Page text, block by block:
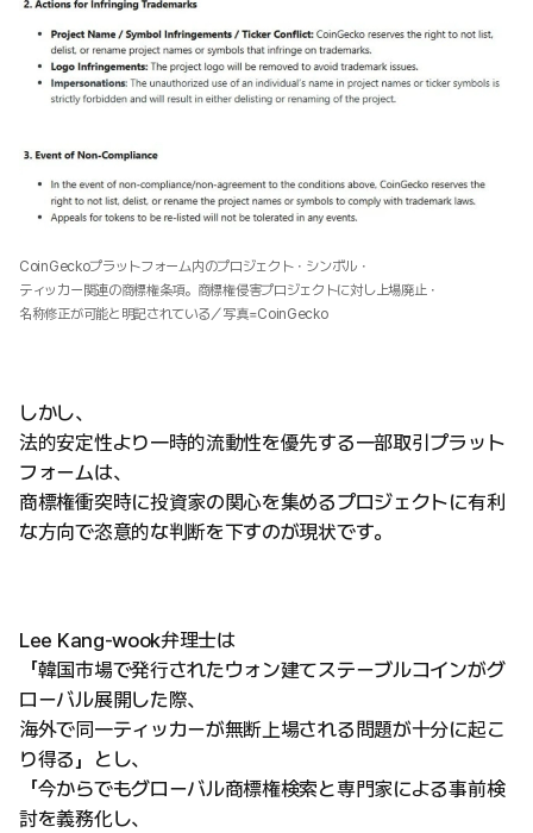
CoinGeckoプラットフォーム内のプロジェクト・シンボル・
ティッカー関連の商標権条項。商標権侵害プロジェクトに対し上場廃止・
名称修正が可能と明記されている／写真=CoinGecko
しかし、
法的安定性より一時的流動性を優先する一部取引プラット
フォームは、
商標権衝突時に投資家の関心を集めるプロジェクトに有利
な方向で恣意的な判断を下すのが現状です。
Lee Kang-wook弁理士は
「韓国市場で発行されたウォン建てステーブルコインがグ
ローバル展開した際、
海外で同一ティッカーが無断上場される問題が十分に起こ
り得る」とし、
「今からでもグローバル商標権検索と専門家による事前検
討を義務化し、